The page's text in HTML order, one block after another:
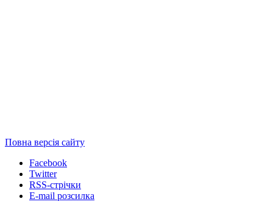
Повна версія сайту
Facebook
Twitter
RSS-стрічки
E-mail розсилка